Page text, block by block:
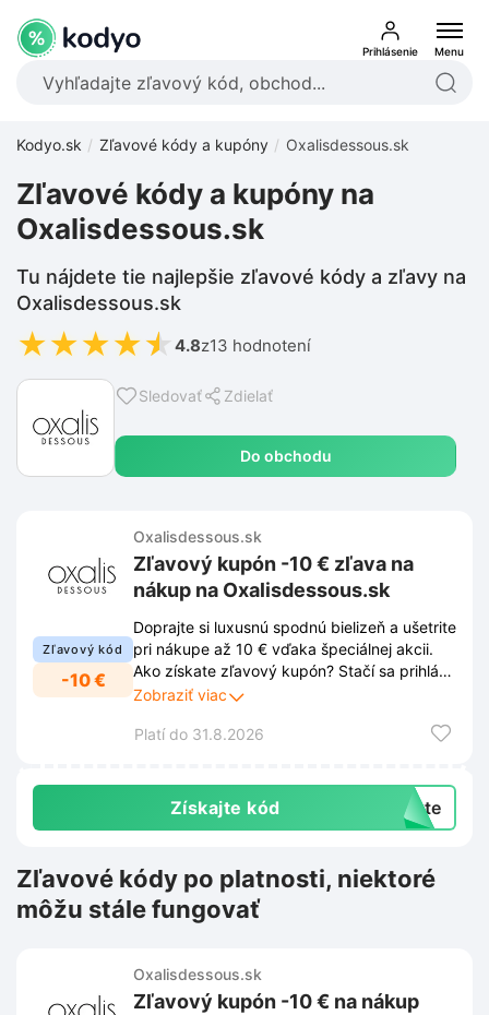
Prihlásenie Menu
Kodyo.sk Zľavové kódy a kupóny Oxalisdessous.sk
Sledovať Zdielať
Do obchodu
Zľavové kódy a kupóny na
Oxalisdessous.sk
Tu nájdete tie najlepšie zľavové kódy a zľavy na
Oxalisdessous.sk
★★★★★ 4.8z13 hodnotení
Zľavový kód
-10 €
Oxalisdessous.sk
Zľavový kupón -10 € zľava na
nákup na Oxalisdessous.sk
Doprajte si luxusnú spodnú bielizeň a ušetrite
pri nákupe až 10 € vďaka špeciálnej akcii.
Ako získate zľavový kupón? Stačí sa prihlásiť
k odberu newslettera prostredníctvom
Oxalisdessous.sk. Po registrácii vám príde
tomuto prihláseniu navyše získate pravidelný
prehľad o novinkách, zľavách a exkluzívnych
Zobraziť viac
Platí do 31.8.2026
Získajte kód exte
Zľavové kódy po platnosti, niektoré
môžu stále fungovať
Oxalisdessous.sk
Zľavový kupón -10 € na nákup